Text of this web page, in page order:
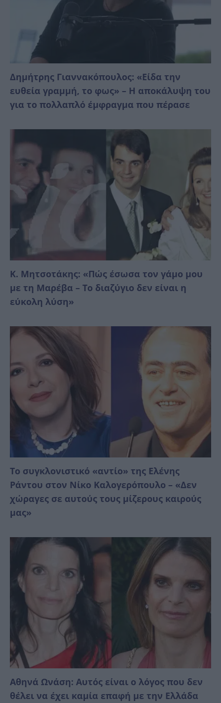
Δημήτρης Γιαννακόπουλος: «Είδα την
ευθεία γραμμή, το φως» – Η αποκάλυψη του
για το πολλαπλό έμφραγμα που πέρασε
Κ. Μητσοτάκης: «Πώς έσωσα τον γάμο μου
με τη Μαρέβα – Το διαζύγιο δεν είναι η
εύκολη λύση»
Το συγκλονιστικό «αντίο» της Ελένης
Ράντου στον Νίκο Καλογερόπουλο – «Δεν
χώραγες σε αυτούς τους μίζερους καιρούς
μας»
Αθηνά Ωνάση: Αυτός είναι ο λόγος που δεν
θέλει να έχει καμία επαφή με την Ελλάδα